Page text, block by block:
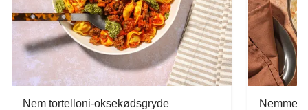
Nem tortelloni-oksekødsgryde
Nemme